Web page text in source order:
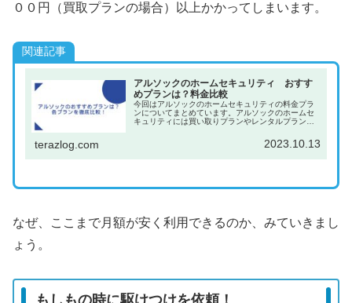
００円（買取プランの場合）以上かかってしまいます。
関連記事
アルソックのホームセキュリティ おすす
めプランは？料金比較
今回はアルソックのホームセキュリティの料金プラ
ンについてまとめています。アルソックのホームセ
キュリティには買い取りプランやレンタルプラン、
のプランを選んでも、しっかりとしたセキュリティ
terazlog.com 2023.10.13
なぜ、ここまで月額が安く利用できるのか、みていきまし
ょう。
もしもの時に駆けつけを依頼！